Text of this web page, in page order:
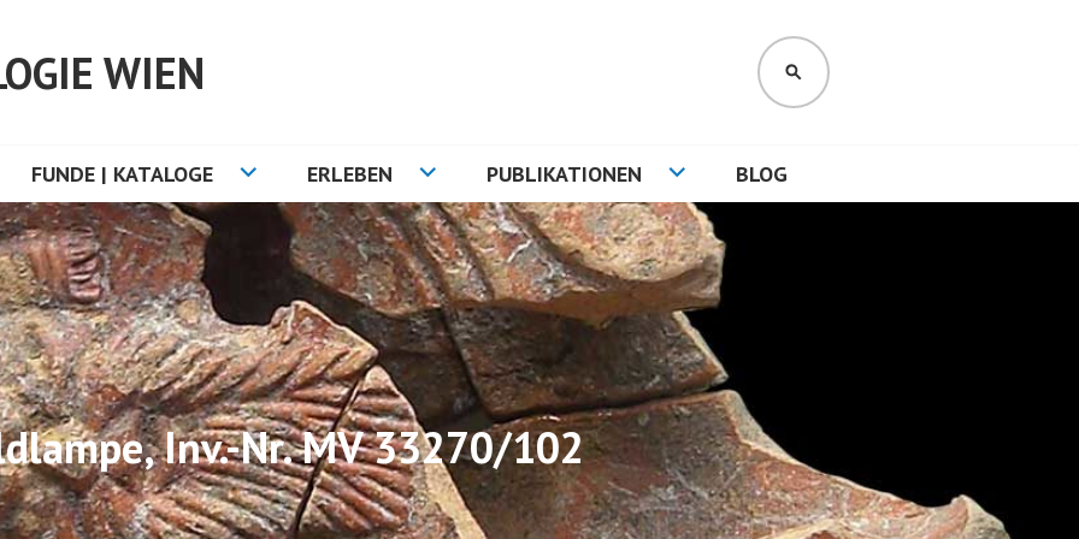
WIEN SUCHEN
FUNDE | KATALOGE ERLEBEN PUBLIKATIONEN BLOG
Inv.-Nr. MV 33270/102